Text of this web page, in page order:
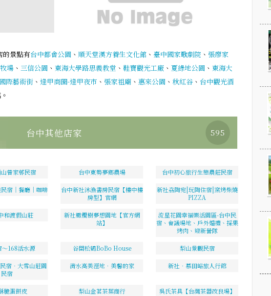
的景點有台中都會公園 、 順天堂漢方養生文化館 、 臺中國家歌劇院 、 張廖家
場 、 三信公園 、 東海大學路思義教堂 、 鞋寶觀光工廠 、 夏綠地公園 、 東海大
際藝術街 、 逢甲商圈-逢甲夜市 、 張家祖廟 、 惠來公園 、 秋紅谷 、 台中觀光酒
台中其他店家 595
曾家邨民宿 台中東勢夢鄉農場 台中初心旅行生態農莊民宿
宿｜餐廳｜咖啡
台中新社沐漁書房民宿【樓中樓
房型】官網
新社劦陶宛|玩陶住宿|窯烤柴燒
PIZZA
和渡假山莊
新社橄欖樹夢想園地【官方網
站】
流星花園幸福樂活園區-台中民
宿、會議場地、戶外婚禮、採果
烤肉、迎新營隊
～168活水源 谷關松鶴BoBo House 梨山景觀民宿
宿‧大雪山莊園
民宿
清水高美溼地．美馨的家 新社‧慕田峪旅人行館
脆蛋餅皮 梨山金茗茶葉商行 吳氏茶具【台灣茶器改良場】